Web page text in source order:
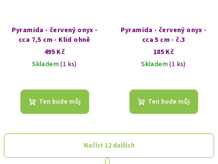
Pyramida - červený onyx -
cca 7,5 cm - Klid ohně
495 Kč
Skladem(1 ks)
Ten bude můj
Pyramida - červený onyx -
cca 5 cm - č.3
185 Kč
Skladem(1 ks)
Ten bude můj
Načíst 12 dalších
S